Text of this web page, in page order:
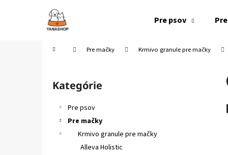
Pre psov
Domov Pre mačky Krmivo granule pre mačky
Preskočiť
kategórie
Kategórie
Pre psov
Pre mačky
Krmivo granule pre mačky
Alleva Holistic
Späť
Späť